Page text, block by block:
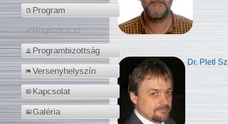
Program
Regisztráció
Programbizottság
Versenyhelyszín
Kapcsolat
Galéria
Dr. Pletl